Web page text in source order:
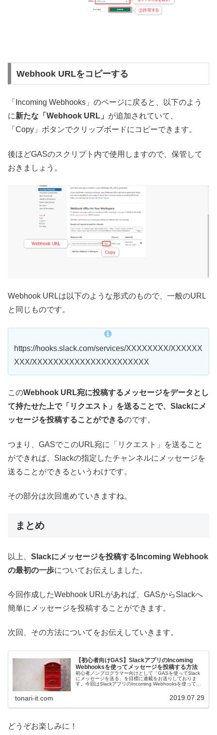
Webhook URLをコピーする
「Incoming Webhooks」のページに戻ると、以下のよう
に新たな「Webhook URL」 が追加されていて、
「Copy」ボタンでクリップボードにコピーできます。
後ほどGASのスクリプト内で使用しますので、保管して
おきましょう。
Webhook URLは以下のような形式のもので、一般のURL
と同じものです。
https://hooks.slack.com/services/XXXXXXXX/XXXXXX
XXX/XXXXXXXXXXXXXXXXXXXXXX
このWebhook URL宛に投稿するメッセージをデータとし
て持たせた上で「リクエスト」を送ることで、Slackにメ
ッセージを投稿することができるのです。
つまり、GASでこのURL宛に「リクエスト」を送ること
ができれば、Slackの指定したチャンネルにメッセージを
送ることができるというわけです。
その部分は次回進めていきますね。
まとめ
以上、 Slackにメッセージを投稿するIncoming Webhook
の最初の一歩についてお伝えしました。
今回作成したWebhook URLがあれば、GASからSlackへ
簡単にメッセージを投稿することができます。
次回、その方法についてをお伝えしていきます。
【初心者向けGAS】SlackアプリのIncoming
Webhooksを使ってメッセージを投稿する方法
初心者ノンプログラマー向けとして「GASを使ってSlack
にメッセージを送る」を目標に連載をお送りしておりま
す。今回はSlackアプリのIncoming Webhooksを使ってメ
tonari-it.com 2019.07.29
どうぞお楽しみに！